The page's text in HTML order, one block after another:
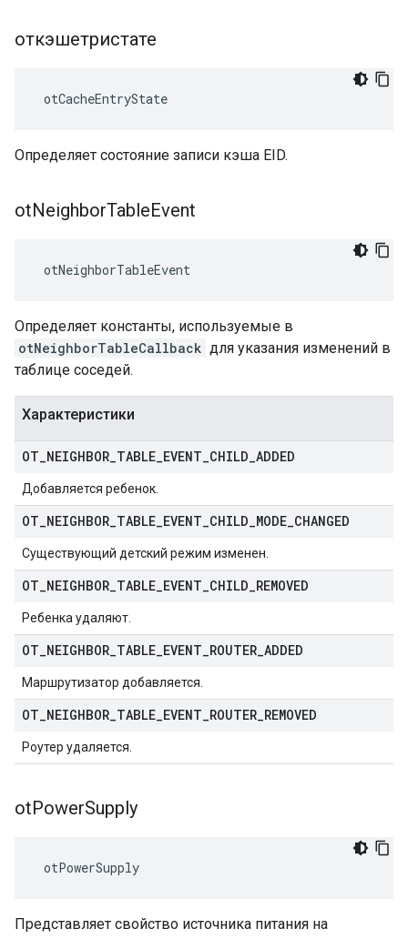
откэшетристате
otCacheEntryState
Определяет состояние записи кэша EID.
otNeighborTableEvent
otNeighborTableEvent
Определяет константы, используемые в
otNeighborTableCallback для указания изменений в
таблице соседей.
Характеристики
OT NEIGHBOR TABLE EVENT CHILD ADDED
Добавляется ребенок.
OT NEIGHBOR TABLE EVENT CHILD MODE CHANGED
Существующий детский режим изменен.
OT NEIGHBOR TABLE EVENT CHILD REMOVED
Ребенка удаляют.
OT NEIGHBOR TABLE EVENT ROUTER ADDED
Маршрутизатор добавляется.
OT NEIGHBOR TABLE EVENT ROUTER REMOVED
Роутер удаляется.
otPowerSupply
otPowerSupply
Представляет свойство источника питания на